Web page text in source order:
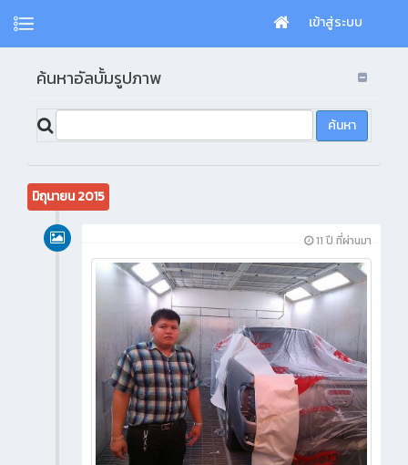
เข้าสู่ระบบ
ค้นหาอัลบั้มรูปภาพ
มิถุนายน 2015
11 ปี ที่ผ่านมา